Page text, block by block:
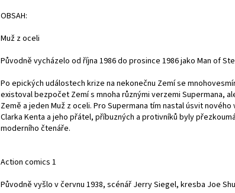
OBSAH:
Muž z oceli
Původně vycházelo od října 1986 do prosince 1986 jako Man of
Po epických událostech krize na nekonečnu Zemí se
existoval bezpočet Zemí s mnoha různými verzemi Supermana,
Země a jeden Muž z oceli. Pro Supermana tím nastal úsvit
Clarka Kenta a jeho přátel, příbuzných a protivníků byly
moderního čtenáře.
Action comics 1
Původně vyšlo v červnu 1938, scénář Jerry Siegel, kresba Joe